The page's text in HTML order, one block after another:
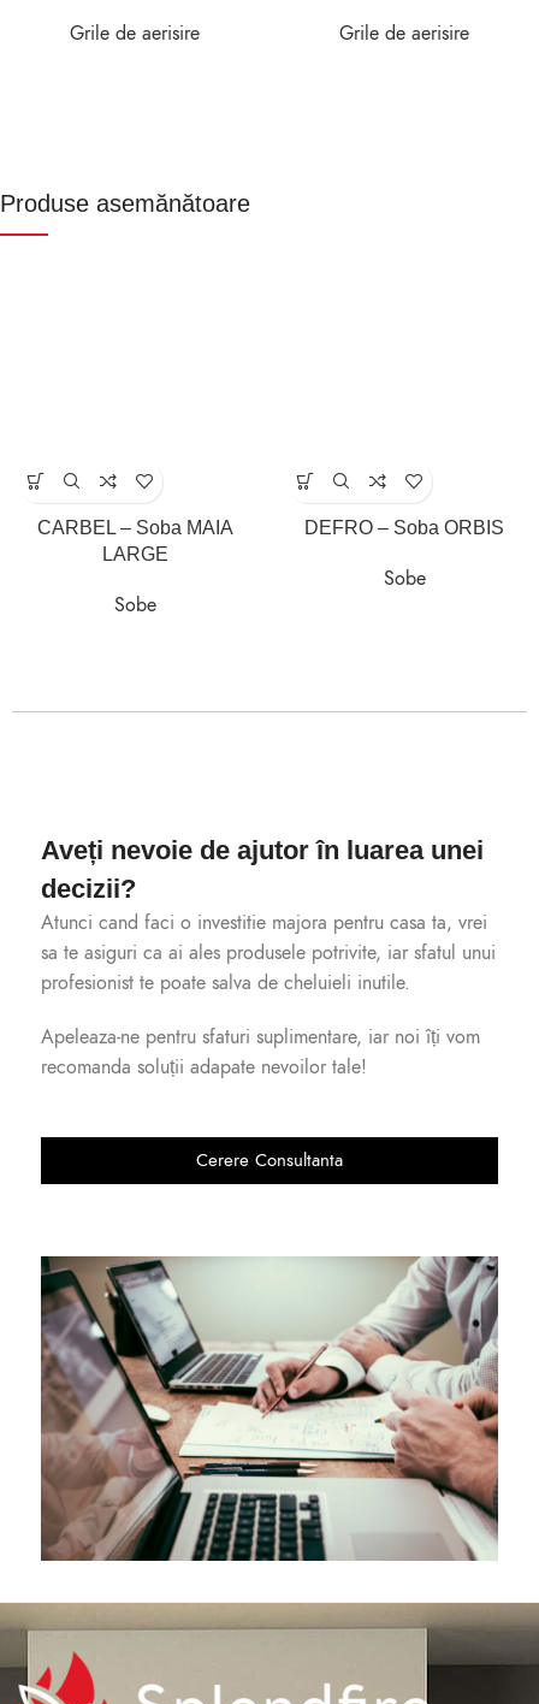
Grile de aerisire Grile de aerisire
Produse asemănătoare
CARBEL – Soba MAIA
LARGE
Sobe
DEFRO – Soba ORBIS
Sobe
Aveți nevoie de ajutor în luarea unei
decizii?
Atunci cand faci o investitie majora pentru casa ta, vrei
sa te asiguri ca ai ales produsele potrivite, iar sfatul unui
profesionist te poate salva de cheluieli inutile.
Apeleaza-ne pentru sfaturi suplimentare, iar noi îți vom
recomanda soluții adapate nevoilor tale!
Cerere Consultanta